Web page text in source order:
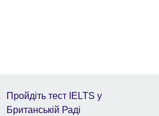
Пройдіть тест IELTS у
Британській Раді